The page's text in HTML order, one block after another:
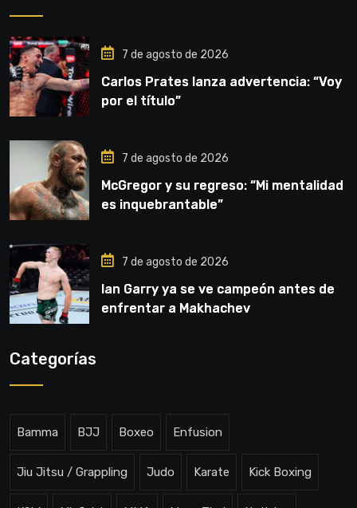
7 de agosto de 2026
Carlos Prates lanza advertencia: “Voy
por el título”
7 de agosto de 2026
McGregor y su regreso: “Mi mentalidad
es inquebrantable”
7 de agosto de 2026
Ian Garry ya se ve campeón antes de
enfrentar a Makhachev
Categorías
Bamma BJJ Boxeo Enfusion
Jiu Jitsu / Grappling Judo Karate Kick Boxing